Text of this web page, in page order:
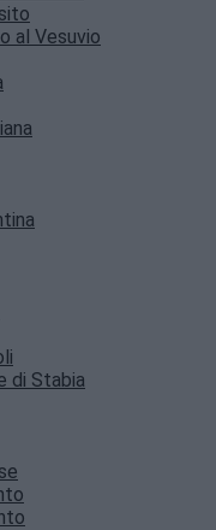
al Vesuvio
di Stabia